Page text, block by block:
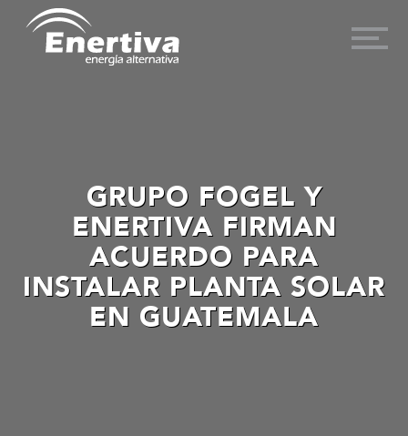
GRUPO FOGEL Y
ENERTIVA FIRMAN
ACUERDO PARA
INSTALAR PLANTA SOLAR
EN GUATEMALA